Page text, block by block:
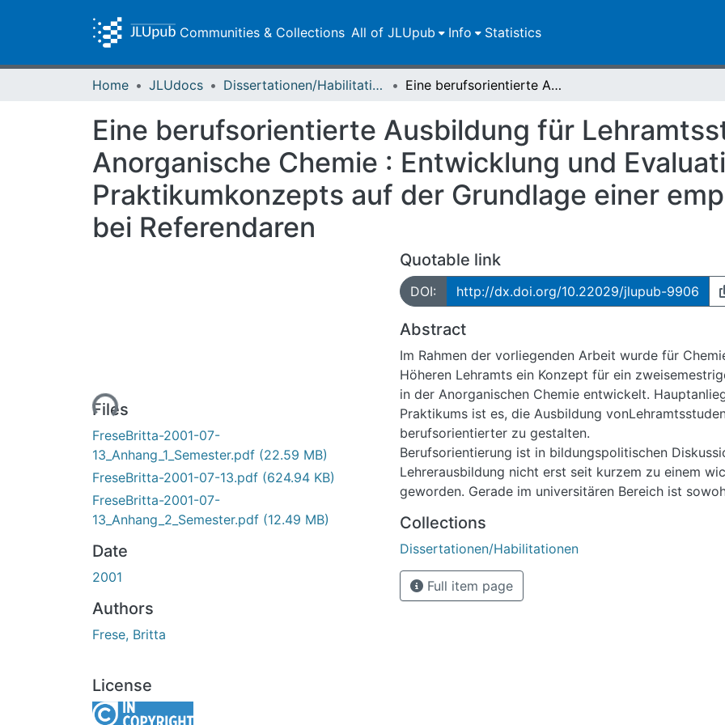
Communities & Collections All of JLUpub Info Statistics
Home JLUdocs Dissertationen/Habilitationen Eine berufsorientierte Ausbildung für Lehramtsstudenten im Fach Anorganische Chemie : Entwicklung und Evaluation eines neuen Praktikumkonzepts auf der Grundlage einer empirischen Erhebung bei Referendaren
Eine berufsorientierte Ausbildung für
Anorganische Chemie : Entwicklung und
Praktikumkonzepts auf der Grundlage einer
bei Referendaren
Loading...
Files
FreseBritta-2001-07-
13_Anhang_1_Semester.pdf (22.59 MB)
FreseBritta-2001-07-13.pdf (624.94 KB)
FreseBritta-2001-07-
13_Anhang_2_Semester.pdf (12.49 MB)
Date
2001
Authors
Frese, Britta
License
Quotable link
DOI: http://dx.doi.org/10.22029/jlupub-9906
Abstract
Im Rahmen der vorliegenden Arbeit wurde für
Höheren Lehramts ein Konzept für ein
in der Anorganischen Chemie entwickelt.
Praktikums ist es, die Ausbildung
berufsorientierter zu gestalten.
Berufsorientierung ist in bildungspolitischen
Lehrerausbildung nicht erst seit kurzem zu einem
geworden. Gerade im universitären Bereich ist
umgehen. Es wird gefordert, sämtliche
bisher am späteren Berufsfeld auszurichten und
zwischen an der Universität gelehrter Theorie und an
existierender Praxis zu verringern.
Collections
Dissertationen/Habilitationen
Full item page